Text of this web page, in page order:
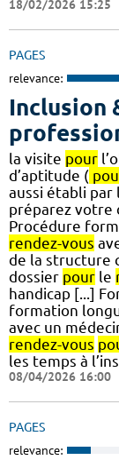
18/02/2026 15:25
PAGES
relevance:
Inclusion
la visite pour
d’aptitude (
aussi établi par
préparez votre
Procédure
rendez-vous
de la structure
dossier pour le
handicap [...]
formation
avec un
rendez-vous
les temps à
08/04/2026 16:00
PAGES
relevance: